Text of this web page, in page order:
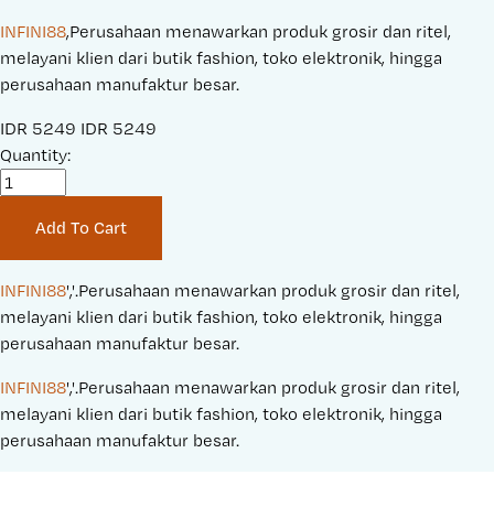
INFINI88,Perusahaan menawarkan produk grosir dan ritel,
melayani klien dari butik fashion, toko elektronik, hingga
perusahaan manufaktur besar.
S
a
r
i
c
e
IDR 5249 O
i
n
a
l
P
i
c
e
IDR 5249
Quantity:
Add To Cart
INFINI88','.Perusahaan menawarkan produk grosir dan ritel,
melayani klien dari butik fashion, toko elektronik, hingga
perusahaan manufaktur besar.
INFINI88','.Perusahaan menawarkan produk grosir dan ritel,
melayani klien dari butik fashion, toko elektronik, hingga
perusahaan manufaktur besar.